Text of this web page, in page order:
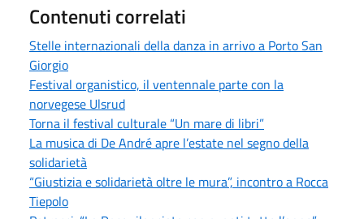
Contenuti correlati
Stelle internazionali della danza in arrivo a Porto San
Giorgio
Festival organistico, il ventennale parte con la
norvegese Ulsrud
Torna il festival culturale “Un mare di libri”
La musica di De André apre l’estate nel segno della
solidarietà
“Giustizia e solidarietà oltre le mura”, incontro a Rocca
Tiepolo